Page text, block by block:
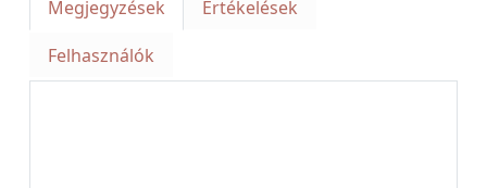
Megjegyzések
Értékelések
Felhasználók